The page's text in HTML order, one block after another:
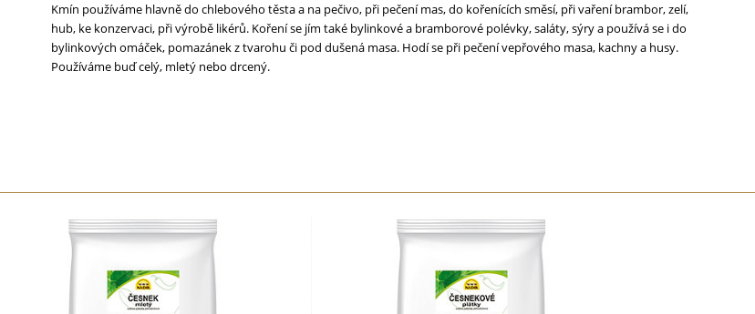
Kmín používáme hlavně do chlebového těsta a na pečivo, při pečení mas, do kořenících směsí, při vaření brambor, zelí,
hub, ke konzervaci, při výrobě likérů. Koření se jím také bylinkové a bramborové polévky, saláty, sýry a používá se i do
bylinkových omáček, pomazánek z tvarohu či pod dušená masa. Hodí se při pečení vepřového masa, kachny a husy.
Používáme buď celý, mletý nebo drcený.